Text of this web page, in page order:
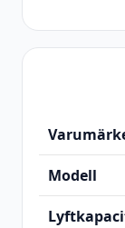
Modell